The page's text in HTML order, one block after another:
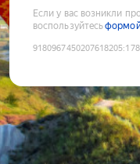
Если у вас возникли
воспользуйтесьформой
9180967450207618205: